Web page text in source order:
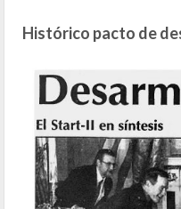
Histórico pacto de